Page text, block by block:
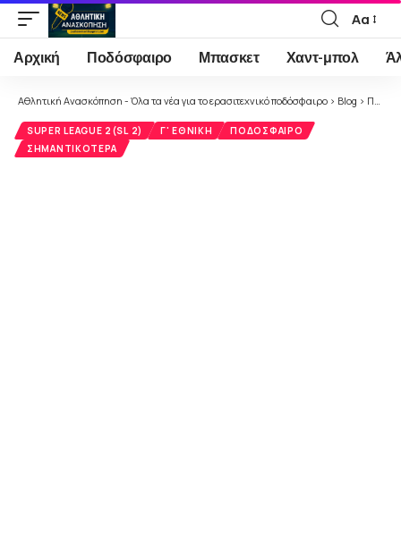
Font
Resizer
Αα
Αρχική Ποδόσφαιρο Μπασκετ Χαντ-μπολ
Αθλητική Ανασκόπηση - Όλα τα νέα για το ερασιτεχνικό ποδόσφαιρο > Blog > Ποδόσφαιρο
SUPER LEAGUE 2(SL 2) Γ' ΕΘΝΙΚΉ
ΠΟΔΌΣΦΑΙΡΟ
ΣΗΜΑΝΤΙΚΌΤΕΡΑ